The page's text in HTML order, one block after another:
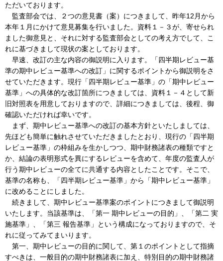
ただいております。
監査部会では、２つの意見書（案）につきまして、昨年12月から
本年１月にかけて意見募集を行いました。資料１－３が、寄せられ
ました御意見と、それに対する監査部会としての考え方でして、こ
れに基づきまして現状の案としております。
早速、改訂の主な内容の御説明に入ります。「四半期レビュー基
準の期中レビュー基準への改訂」に関するポイントから御説明をさ
せていただきます。現行「四半期レビュー基準」の「期中レビュー
基準」への具体的な改訂箇所につきましては、資料１－４として新
旧対照表を用意しておりますので、詳細につきましては、後程、御
確認いただければ幸いです。
まず、期中レビュー基準への改訂の基本方針といたしましては、
先ほども簡単に触れさせていただきましたとおり、現行の「四半期
レビュー基準」の枠組みを生かしつつ、期中財務諸表の種類ですと
か、結論の表明形式を異にするレビューを含めて、年度の監査人が
行う期中レビューの全てに共通する内容としたことです。そこで、
基準の名称も、「四半期レビュー基準」から「期中レビュー基準」
に改めることにしました。
続きまして、期中レビュー基準案のポイントにつきまして御説明
いたします。当該基準は、「第一 期中レビューの目的」、「第二 実
施基準」、「第三 報告基準」という構成になっておりますので、そ
れに従ってみてまいります。
第一、期中レビューの目的に関して、第１のポイントとして指摘
すべきは、一般目的の期中財務諸表に加え、特別目的の期中財務諸